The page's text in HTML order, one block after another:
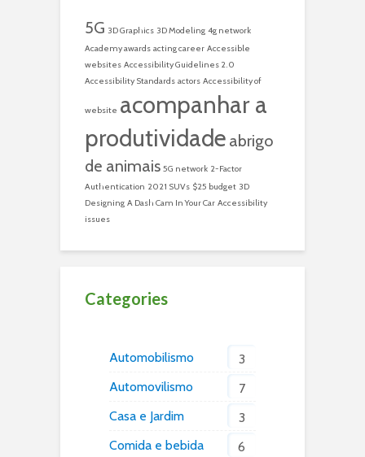
5G 3D Graphics 3D Modeling 4g network
Academy awards acting career Accessible
websites Accessibility Guidelines 2.0
Accessibility Standards actors Accessibility of
website acompanhar a
produtividade abrigo
de animais 5G network 2-Factor
Authentication 2021 SUVs $25 budget 3D
Designing A Dash Cam In Your Car Accessibility
issues
Categories
Automobilismo
3
Automovilismo
7
Casa e Jardim
3
Comida e bebida
6